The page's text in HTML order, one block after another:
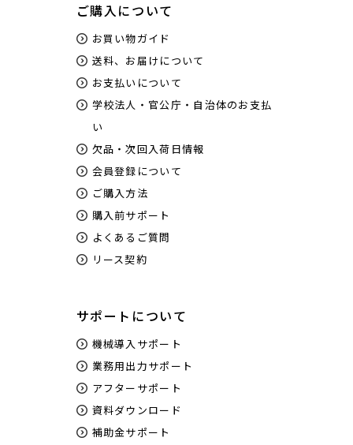
ご購入について
お買い物ガイド
送料、お届けについて
お支払いについて
学校法人・官公庁・自治体のお支払
い
欠品・次回入荷日情報
会員登録について
ご購入方法
購入前サポート
よくあるご質問
リース契約
サポートについて
機械導入サポート
業務用出力サポート
アフターサポート
資料ダウンロード
補助金サポート